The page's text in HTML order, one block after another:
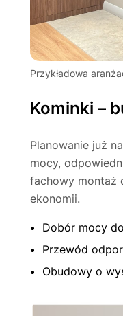
Przykładowa
Kominki –
Planowanie już
mocy,
fachowy montaż
ekonomii.
Dobór mocy
Przewód
Obudowy o